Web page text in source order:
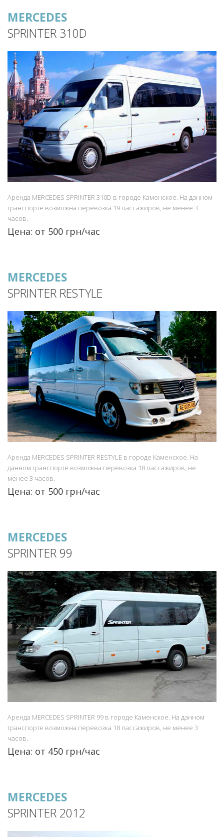
MERCEDES
SPRINTER 310D
Аренда MERCEDES SPRINTER 310D в городе Каменское. На данном
транспорте возможна перевозка 19 пассажиров, не менее 3
часов.
Цена: от 500 грн/час
MERCEDES
SPRINTER RESTYLE
Аренда MERCEDES SPRINTER RESTYLE в городе Каменское. На
данном транспорте возможна перевозка 18 пассажиров, не
менее 3 часов.
Цена: от 500 грн/час
MERCEDES
SPRINTER 99
Аренда MERCEDES SPRINTER 99 в городе Каменское. На данном
транспорте возможна перевозка 18 пассажиров, не менее 3
часов.
Цена: от 450 грн/час
MERCEDES
SPRINTER 2012